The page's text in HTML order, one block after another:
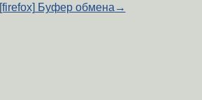
[firefox] Буфер обмена →